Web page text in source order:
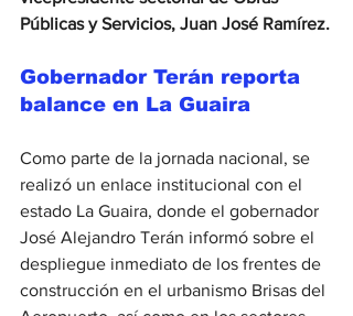
Públicas y Servicios, Juan José Ramírez.
Gobernador Terán reporta
balance en La Guaira
Como parte de la jornada nacional, se
realizó un enlace institucional con el
estado La Guaira, donde el gobernador
José Alejandro Terán informó sobre el
despliegue inmediato de los frentes de
construcción en el urbanismo Brisas del